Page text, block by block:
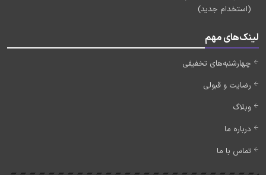
(استخدام جدید)
لینک‌های مهم
چهارشنبه‌های تخفیفی
رضایت و قبولی
وبلاگ
درباره ما
تماس با ما